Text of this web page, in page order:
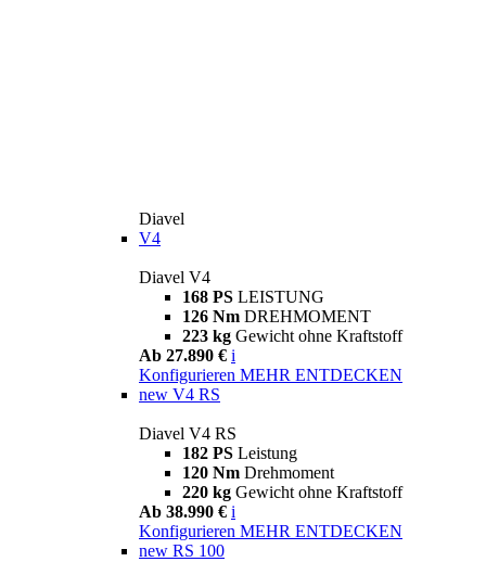
Diavel
V4
Diavel V4
168 PS LEISTUNG
126 Nm DREHMOMENT
223 kg Gewicht ohne Kraftstoff
Ab 27.890 € i
Konfigurieren MEHR ENTDECKEN
new V4 RS
Diavel V4 RS
182 PS Leistung
120 Nm Drehmoment
220 kg Gewicht ohne Kraftstoff
Ab 38.990 € i
Konfigurieren MEHR ENTDECKEN
new RS 100